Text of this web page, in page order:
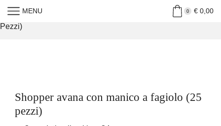
MENU 0 €0,00
Home »Shop
Shopper Avana Con Manico A Fagiolo (25
Pezzi)
Shopper avana con manico a fagiolo (25
pezzi)